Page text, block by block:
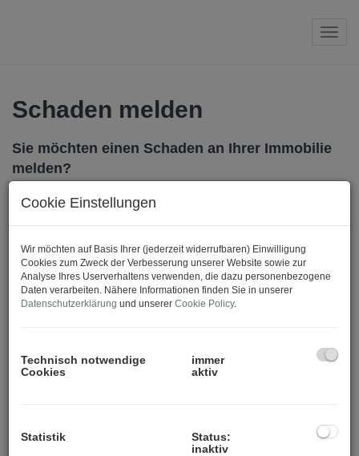
Schaden melden
Sie möchten einen Schaden an Ihrer Immobilie
melden?
Wir sind jederzeit für Sie da. Kontaktieren Sie uns
wird sich Ihrem Anliegen so schnell wie möglich
annehmen.
E-Mail
Cookie Einstellungen
Wir möchten auf Basis Ihrer (jederzeit widerrufbaren) Einwilligung
Cookies zum Zweck der Verbesserung unserer Website sowie zur
Analyse Ihres Userverhaltens verwenden, die dazu personenbezogene
Daten verarbeiten. Nähere Informationen finden Sie in unserer
Datenschutzerklärung und unserer Cookie Policy.
Technisch notwendige
Cookies
immer
aktiv
Statistik
Status:
inaktiv